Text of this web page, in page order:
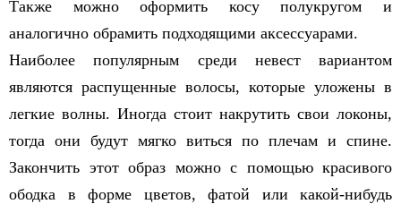
Также можно оформить косу полукругом и
аналогично обрамить подходящими аксессуарами.
Наиболее популярным среди невест вариантом
являются распущенные волосы, которые уложены в
легкие волны. Иногда стоит накрутить свои локоны,
тогда они будут мягко виться по плечам и спине.
Закончить этот образ можно с помощью красивого
ободка в форме цветов, фатой или какой-нибудь